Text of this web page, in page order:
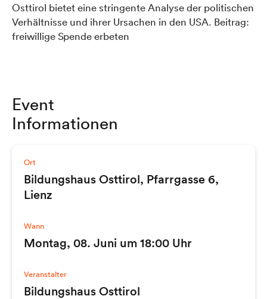
Osttirol bietet eine stringente Analyse der politischen
Verhältnisse und ihrer Ursachen in den USA. Beitrag:
freiwillige Spende erbeten
Event
Informationen
Ort
Bildungshaus Osttirol, Pfarrgasse 6,
Lienz
Wann
Montag, 08. Juni um 18:00 Uhr
Veranstalter
Bildungshaus Osttirol